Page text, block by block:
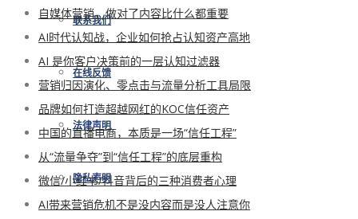
联系我们
在线反馈
法律声明
隐私声明
自媒体营销，做对了内容比什么都重要
AI时代认知战，企业如何抢占认知资产高地
AI 是你客户决策前的一层认知过滤器
营销归因演化、零点击与流量分析工具局限
品牌如何打造超越网红的KOC信任资产
中国的直播电商，本质是一场“信任工程”
从“流量争夺”到“信任工程”的底层重构
微信/小红书/抖音背后的三种消费者心理
AI带来营销危机不是没内容而是没人注意你